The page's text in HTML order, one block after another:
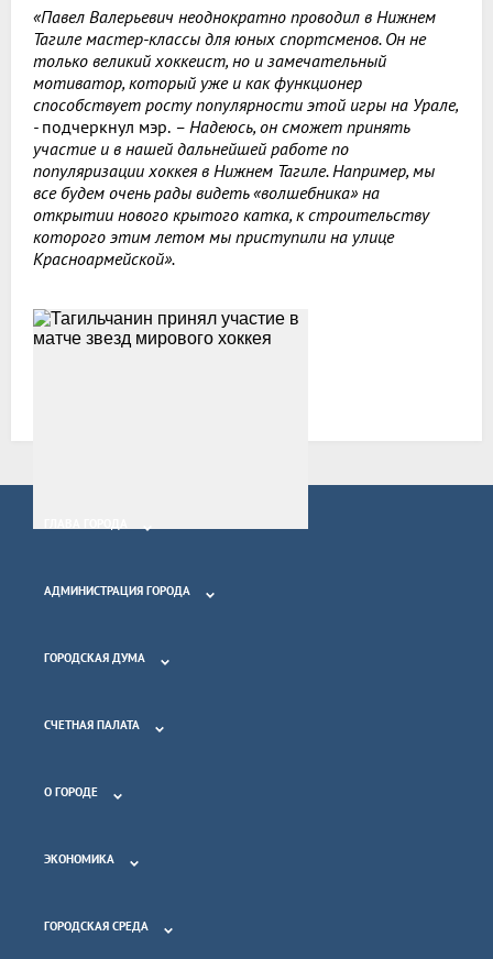
«Павел Валерьевич неоднократно проводил в Нижнем
Тагиле мастер-классы для юных спортсменов. Он не
только великий хоккеист, но и замечательный
мотиватор, который уже и как функционер
способствует росту популярности этой игры на Урале,
- подчеркнул мэр. – Надеюсь, он сможет принять
участие и в нашей дальнейшей работе по
популяризации хоккея в Нижнем Тагиле. Например, мы
все будем очень рады видеть «волшебника» на
открытии нового крытого катка, к строительству
которого этим летом мы приступили на улице
Красноармейской».
АДМИНИСТРАЦИЯ ГОРОДА
ГОРОДСКАЯ ДУМА
СЧЕТНАЯ ПАЛАТА
О ГОРОДЕ
ЭКОНОМИКА
ГОРОДСКАЯ СРЕДА